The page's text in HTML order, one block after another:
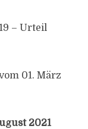
– Urteil
01. März
2021